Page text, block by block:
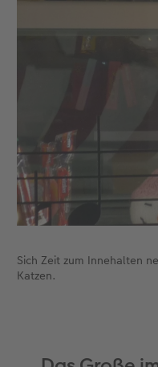
Sich Zeit zum Innehalten
Katzen.